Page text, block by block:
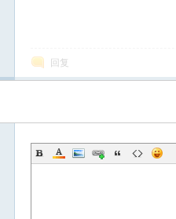
回复